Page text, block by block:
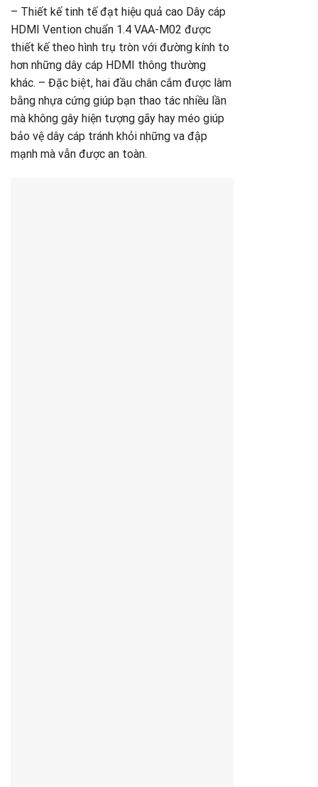
– Thiết kế tinh tế đạt hiệu quả cao Dây cáp
HDMI Vention chuẩn 1.4 VAA-M02 được
thiết kế theo hình trụ tròn với đường kính to
hơn những dây cáp HDMI thông thường
khác. – Đặc biệt, hai đầu chân cắm được làm
bằng nhựa cứng giúp bạn thao tác nhiều lần
mà không gây hiện tượng gãy hay méo giúp
bảo vệ dây cáp tránh khỏi những va đập
mạnh mà vẫn được an toàn.